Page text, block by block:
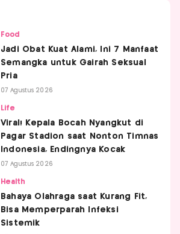
Food
Jadi Obat Kuat Alami, Ini 7 Manfaat
Semangka untuk Gairah Seksual
Pria
07 Agustus 2026
Life
Viral! Kepala Bocah Nyangkut di
Pagar Stadion saat Nonton Timnas
Indonesia, Endingnya Kocak
07 Agustus 2026
Health
Bahaya Olahraga saat Kurang Fit,
Bisa Memperparah Infeksi
Sistemik